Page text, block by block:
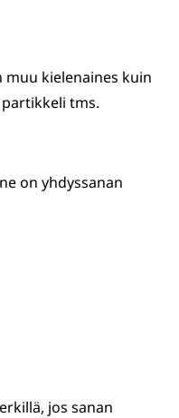
muu kielenaines kuin
tms.
on yhdyssanan
jos sanan